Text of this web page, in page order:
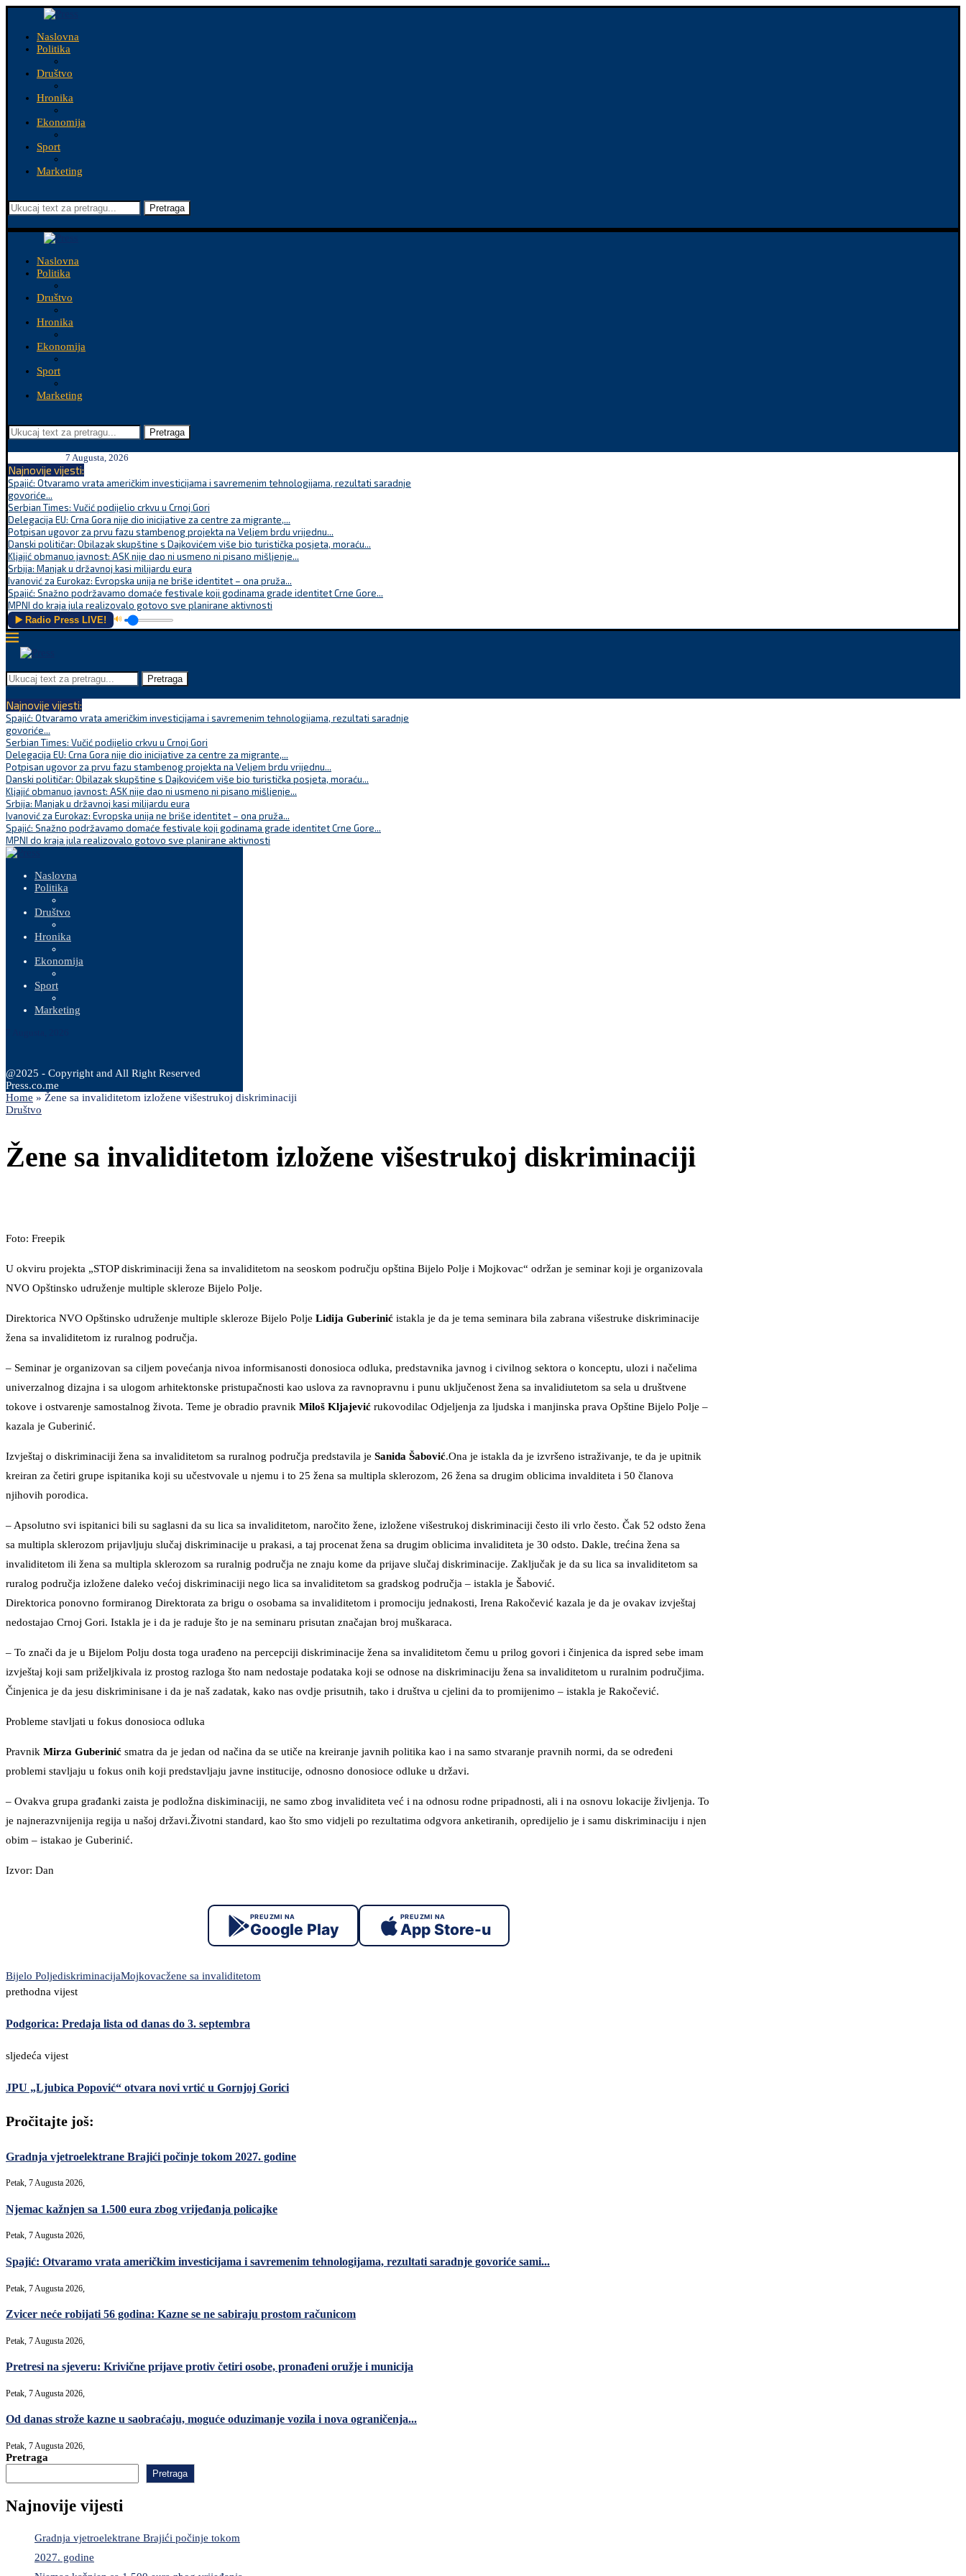
Naslovna
Politika
Društvo
Hronika
Ekonomija
Sport
Marketing
Pretraga
Naslovna
Politika
Društvo
Hronika
Ekonomija
Sport
Marketing
Pretraga
7 Augusta, 2026
Najnovije vijesti:
Spajić: Otvaramo vrata američkim investicijama i savremenim tehnologijama, rezultati saradnje
govoriće...
Serbian Times: Vučić podijelio crkvu u Crnoj Gori
Delegacija EU: Crna Gora nije dio inicijative za centre za migrante,...
Potpisan ugovor za prvu fazu stambenog projekta na Veljem brdu vrijednu...
Danski političar: Obilazak skupštine s Dajkovićem više bio turistička posjeta, moraću...
Kljajić obmanuo javnost: ASK nije dao ni usmeno ni pisano mišljenje...
Srbija: Manjak u državnoj kasi milijardu eura
Ivanović za Eurokaz: Evropska unija ne briše identitet – ona pruža...
Spajić: Snažno podržavamo domaće festivale koji godinama grade identitet Crne Gore...
MPNI do kraja jula realizovalo gotovo sve planirane aktivnosti
▶️ Radio Press LIVE! 🔊
Pretraga
Najnovije vijesti:
Spajić: Otvaramo vrata američkim investicijama i savremenim tehnologijama, rezultati saradnje
govoriće...
Serbian Times: Vučić podijelio crkvu u Crnoj Gori
Delegacija EU: Crna Gora nije dio inicijative za centre za migrante,...
Potpisan ugovor za prvu fazu stambenog projekta na Veljem brdu vrijednu...
Danski političar: Obilazak skupštine s Dajkovićem više bio turistička posjeta, moraću...
Kljajić obmanuo javnost: ASK nije dao ni usmeno ni pisano mišljenje...
Srbija: Manjak u državnoj kasi milijardu eura
Ivanović za Eurokaz: Evropska unija ne briše identitet – ona pruža...
Spajić: Snažno podržavamo domaće festivale koji godinama grade identitet Crne Gore...
MPNI do kraja jula realizovalo gotovo sve planirane aktivnosti
Naslovna
Politika
Društvo
Hronika
Ekonomija
Sport
Marketing
@2025 - Copyright and All Right Reserved
Press.co.me
Home » Žene sa invaliditetom izložene višestrukoj diskriminaciji
Društvo
Žene sa invaliditetom izložene višestrukoj diskriminaciji
Foto: Freepik
U okviru projekta „STOP diskriminaciji žena sa invaliditetom na seoskom području opština Bijelo Polje i Mojkovac“ održan je seminar koji je organizovala
NVO Opštinsko udruženje multiple skleroze Bijelo Polje.
Direktorica NVO Opštinsko udruženje multiple skleroze Bijelo Polje Lidija Guberinić istakla je da je tema seminara bila zabrana višestruke diskriminacije
žena sa invaliditetom iz ruralnog područja.
– Seminar je organizovan sa ciljem povećanja nivoa informisanosti donosioca odluka, predstavnika javnog i civilnog sektora o konceptu, ulozi i načelima
univerzalnog dizajna i sa ulogom arhitektonske pristupačnosti kao uslova za ravnopravnu i punu uključenost žena sa invalidiutetom sa sela u društvene
tokove i ostvarenje samostalnog života. Teme je obradio pravnik Miloš Kljajević rukovodilac Odjeljenja za ljudska i manjinska prava Opštine Bijelo Polje –
kazala je Guberinić.
Izvještaj o diskriminaciji žena sa invaliditetom sa ruralnog područja predstavila je Sanida Šabović.Ona je istakla da je izvršeno istraživanje, te da je upitnik
kreiran za četiri grupe ispitanika koji su učestvovale u njemu i to 25 žena sa multipla sklerozom, 26 žena sa drugim oblicima invalditeta i 50 članova
njihovih porodica.
– Apsolutno svi ispitanici bili su saglasni da su lica sa invaliditetom, naročito žene, izložene višestrukoj diskriminaciji često ili vrlo često. Čak 52 odsto žena
sa multipla sklerozom prijavljuju slučaj diskriminacije u prakasi, a taj procenat žena sa drugim oblicima invaliditeta je 30 odsto. Dakle, trećina žena sa
invaliditetom ili žena sa multipla sklerozom sa ruralnig područja ne znaju kome da prijave slučaj diskriminacije. Zaključak je da su lica sa invaliditetom sa
ruralog područja izložene daleko većoj diskriminaciji nego lica sa invaliditetom sa gradskog područja – istakla je Šabović.
Direktorica ponovno formiranog Direktorata za brigu o osobama sa invaliditetom i promociju jednakosti, Irena Rakočević kazala je da je ovakav izvještaj
nedostajao Crnoj Gori. Istakla je i da je raduje što je na seminaru prisutan značajan broj muškaraca.
– To znači da je u Bijelom Polju dosta toga urađeno na percepciji diskriminacije žena sa invaliditetom čemu u prilog govori i činjenica da ispred sebe imam
izvještaj koji sam priželjkivala iz prostog razloga što nam nedostaje podataka koji se odnose na diskriminaciju žena sa invaliditetom u ruralnim područjima.
Činjenica je da jesu diskriminisane i da je naš zadatak, kako nas ovdje prisutnih, tako i društva u cjelini da to promijenimo – istakla je Rakočević.
Probleme stavljati u fokus donosioca odluka
Pravnik Mirza Guberinić smatra da je jedan od načina da se utiče na kreiranje javnih politika kao i na samo stvaranje pravnih normi, da se određeni
problemi stavljaju u fokus onih koji predstavljaju javne institucije, odnosno donosioce odluke u državi.
– Ovakva grupa građanki zaista je podložna diskiminaciji, ne samo zbog invaliditeta već i na odnosu rodne pripadnosti, ali i na osnovu lokacije življenja. To
je najnerazvnijenija regija u našoj državi.Životni standard, kao što smo vidjeli po rezultatima odgvora anketiranih, opredijelio je i samu diskriminaciju i njen
obim – istakao je Guberinić.
Izvor: Dan
PREUZMI NA
Google Play
PREUZMI NA
App Store-u
Bijelo PoljediskriminacijaMojkovacžene sa invaliditetom
prethodna vijest
Podgorica: Predaja lista od danas do 3. septembra
sljedeća vijest
JPU „Ljubica Popović“ otvara novi vrtić u Gornjoj Gorici
Pročitajte još:
Gradnja vjetroelektrane Brajići počinje tokom 2027. godine
Petak, 7 Augusta 2026,
Njemac kažnjen sa 1.500 eura zbog vrijeđanja policajke
Petak, 7 Augusta 2026,
Spajić: Otvaramo vrata američkim investicijama i savremenim tehnologijama, rezultati saradnje govoriće sami...
Petak, 7 Augusta 2026,
Zvicer neće robijati 56 godina: Kazne se ne sabiraju prostom računicom
Petak, 7 Augusta 2026,
Pretresi na sjeveru: Krivične prijave protiv četiri osobe, pronađeni oružje i municija
Petak, 7 Augusta 2026,
Od danas strože kazne u saobraćaju, moguće oduzimanje vozila i nova ograničenja...
Petak, 7 Augusta 2026,
Pretraga
Pretraga
Najnovije vijesti
Gradnja vjetroelektrane Brajići počinje tokom
2027. godine